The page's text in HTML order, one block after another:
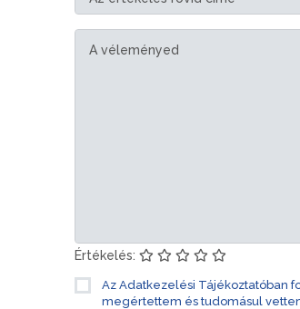
Értékelés:
Az Adatkezelési Tájékoztatóban
megértettem és tudomásul